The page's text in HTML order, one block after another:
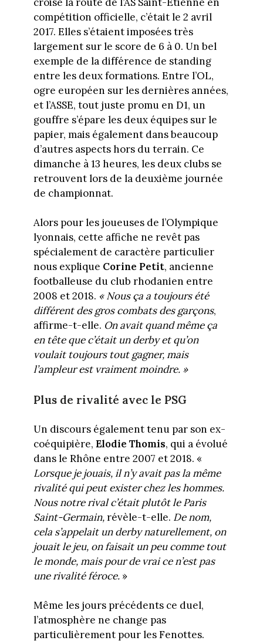
compétition officielle, c’était le 2 avril
2017. Elles s’étaient imposées très
largement sur le score de 6 à 0. Un bel
exemple de la différence de standing
entre les deux formations. Entre l’OL,
ogre européen sur les dernières années,
et l’ASSE, tout juste promu en D1, un
gouffre s’épare les deux équipes sur le
papier, mais également dans beaucoup
d’autres aspects hors du terrain. Ce
dimanche à 13 heures, les deux clubs se
retrouvent lors de la deuxième journée
de championnat.
Alors pour les joueuses de l’Olympique
lyonnais, cette affiche ne revêt pas
spécialement de caractère particulier
nous explique Corine Petit, ancienne
footballeuse du club rhodanien entre
2008 et 2018. « Nous ça a toujours été
différent des gros combats des garçons,
affirme-t-elle. On avait quand même ça
en tête que c’était un derby et qu’on
voulait toujours tout gagner, mais
l’ampleur est vraiment moindre. »
Plus de rivalité avec le PSG
Un discours également tenu par son ex-
coéquipière, Elodie Thomis, qui a évolué
dans le Rhône entre 2007 et 2018. «
Lorsque je jouais, il n’y avait pas la même
rivalité qui peut exister chez les hommes.
Nous notre rival c’était plutôt le Paris
Saint-Germain,révèle-t-elle. De nom,
cela s’appelait un derby naturellement, on
jouait le jeu, on faisait un peu comme tout
le monde, mais pour de vrai ce n’est pas
une rivalité féroce.»
Même les jours précédents ce duel,
l’atmosphère ne change pas
particulièrement pour les Fenottes.